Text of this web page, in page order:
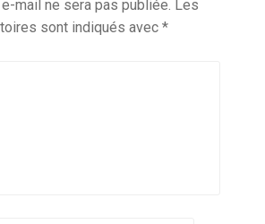
mail ne sera pas publiée. Les
sont indiqués avec *